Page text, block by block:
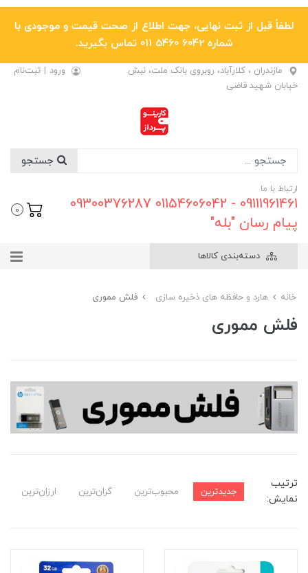
لطفاً قبل از ثبت نهایی، جهت اطلاع از صحت قیمت و موجودی با
شماره 6042 5460 011 تماس بگیرید.
مازندران ، کلارآباد، روبروی بانک ملت، نبش
خیابان شهید قاضی
ورود | ثبت‌نام
ارتباط با ما
09111961461 - 01154606042 09300376287
پیام رسان "بله"
0
دسته‌بندی کالاها
خانه هارد و حافظه های ذخیره سازی فلش مموری
فلش مموری
ترتیب
نمایش:
جدیدترین محبوب‌ترین گران‌ترین ارزان‌ترین